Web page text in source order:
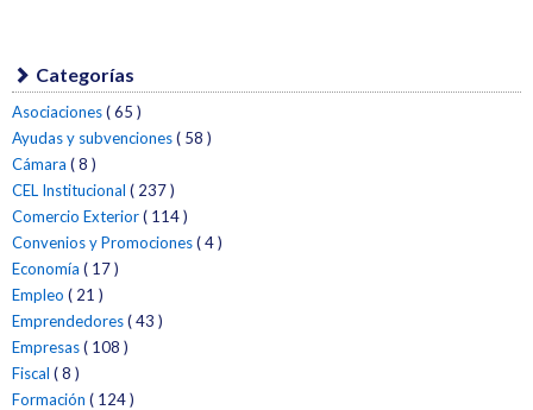
Categorías
Asociaciones( 65 )
Ayudas y subvenciones( 58 )
Cámara ( 8 )
CEL Institucional ( 237 )
Comercio Exterior( 114 )
Convenios y Promociones( 4 )
Economía ( 17 )
Empleo ( 21 )
Emprendedores( 43 )
Empresas( 108 )
Fiscal ( 8 )
Formación ( 124 )